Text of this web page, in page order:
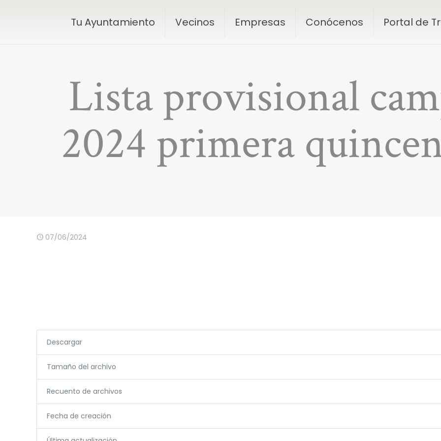
Tu Ayuntamiento Vecinos Empresas Conócenos Portal de
Lista provisional
2024 primera
07/06/2024
Descargar
Tamaño del archivo
Recuento de archivos
Fecha de creación